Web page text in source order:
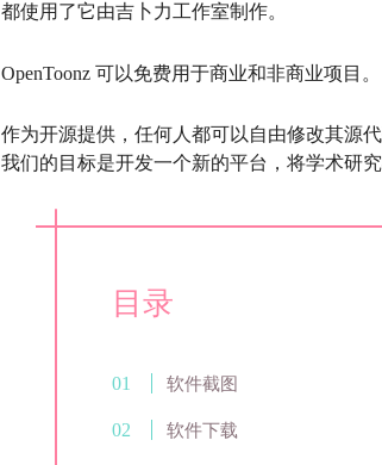
都使用了它由吉卜力工作室制作。
OpenToonz 可以免费用于商业和非商业项目。
作为开源提供，任何人都可以自由修改其源代
我们的目标是开发一个新的平台，将学术研
目录
软件截图
软件下载